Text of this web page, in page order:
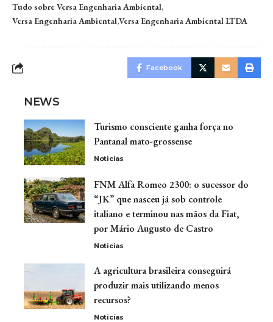
Tudo sobre Versa Engenharia Ambiental
Versa Engenharia Ambiental Versa Engenharia Ambiental LTDA
Facebook
NEWS
Turismo consciente ganha força no
Pantanal mato-grossense
Noticias
FNM Alfa Romeo 2300: o sucessor do
“JK” que nasceu já sob controle
italiano e terminou nas mãos da Fiat,
por Mário Augusto de Castro
Noticias
A agricultura brasileira conseguirá
produzir mais utilizando menos
recursos?
Noticias